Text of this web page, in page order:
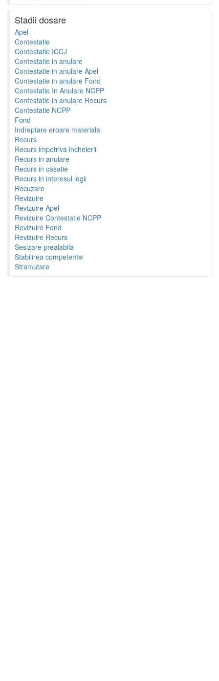
Stadii dosare
Apel
Contestatie
Contestatie ICCJ
Contestatie in anulare
Contestatie in anulare Apel
Contestatie in anulare Fond
Contestatie In Anulare NCPP
Contestatie in anulare Recurs
Contestatie NCPP
Fond
Indreptare eroare materiala
Recurs
Recurs impotriva incheierii
Recurs in anulare
Recurs in casatie
Recurs in interesul legii
Recuzare
Revizuire
Revizuire Apel
Revizuire Contestatie NCPP
Revizuire Fond
Revizuire Recurs
Sesizare prealabila
Stabilirea competentei
Stramutare